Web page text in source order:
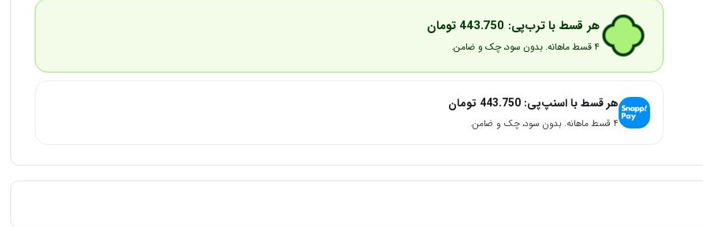
هر قسط با ترب‌پی: 443.750 تومان
۴ قسط ماهانه. بدون سود، چک و ضامن.
هر قسط با اسنپ‌پی:443.750 تومان
۴ قسط ماهانه. بدون سود، چک و ضامن.